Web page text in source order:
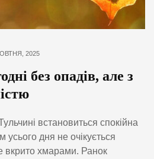
2025
без опадів, але з
встановиться спокійна
усього дня не очікується
вкрито хмарами. Ранок